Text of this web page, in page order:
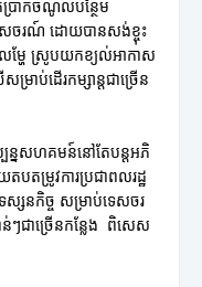
ប្រាក់ចំណូលបន្ថែម
សចរណ៍ ដោយបានសង់ខ្ចុះ
លម្ហែ ស្រូបយកខ្យល់អាកាស
ាប់ដើរកម្សាន្តជាច្រើន
ន្នសហគមន៍នៅតែបន្តអភិ
តម្រូវការប្រជាពលរដ្ឋ
សនកិច្ច សម្រាប់ទេសចរ
ន់ៗជាច្រើនកន្លែង ពិសេស